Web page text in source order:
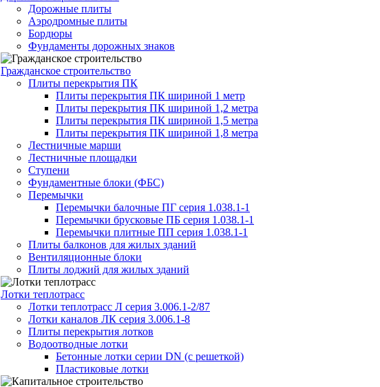
Дорожные плиты
Аэродромные плиты
Бордюры
Фундаменты дорожных знаков
Гражданское строительство
Плиты перекрытия ПК
Плиты перекрытия ПК шириной 1 метр
Плиты перекрытия ПК шириной 1,2 метра
Плиты перекрытия ПК шириной 1,5 метра
Плиты перекрытия ПК шириной 1,8 метра
Лестничные марши
Лестничные площадки
Ступени
Фундаментные блоки (ФБС)
Перемычки
Перемычки балочные ПГ серия 1.038.1-1
Перемычки брусковые ПБ серия 1.038.1-1
Перемычки плитные ПП серия 1.038.1-1
Плиты балконов для жилых зданий
Вентиляционные блоки
Плиты лоджий для жилых зданий
Лотки теплотрасс
Лотки теплотрасс Л серия 3.006.1-2/87
Лотки каналов ЛК серия 3.006.1-8
Плиты перекрытия лотков
Водоотводные лотки
Бетонные лотки серии DN (с решеткой)
Пластиковые лотки